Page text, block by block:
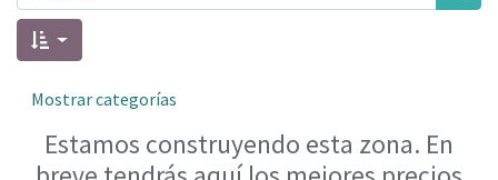
Mostrar categorías
Estamos construyendo esta zona. En